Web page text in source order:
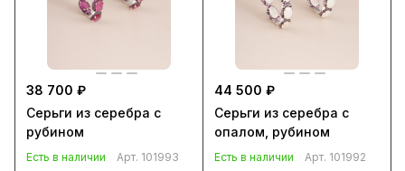
38 700 ₽
Серьги из серебра с
рубином
Есть в наличии Арт. 101993
44 500 ₽
Серьги из серебра с
опалом, рубином
Есть в наличии Арт. 101992